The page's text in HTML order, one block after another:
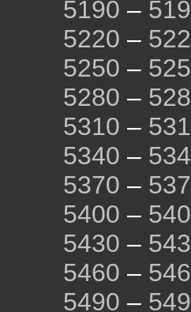
5190 –
5220 –
5250 –
5280 –
5310 –
5340 –
5370 –
5400 –
5430 –
5460 –
5490 –